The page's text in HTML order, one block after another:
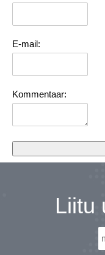
E-mail:
Kommentaar:
Liitu